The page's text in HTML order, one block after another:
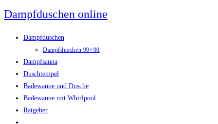
Zum
Inhalt
springen
Dampfduschen online
Dampfduschen
Dampfduschen 90×90
Dampfsauna
Duschtempel
Badewanne und Dusche
Badewanne mit Whirlpool
Ratgeber